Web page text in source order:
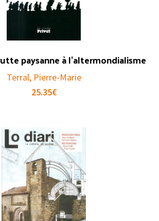
paysanne à l’altermondialisme
Terral, Pierre-Marie
25.35€